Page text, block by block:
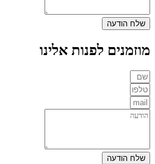
שלח הודעה
מוזמנים לפנות אלינו
שלח הודעה